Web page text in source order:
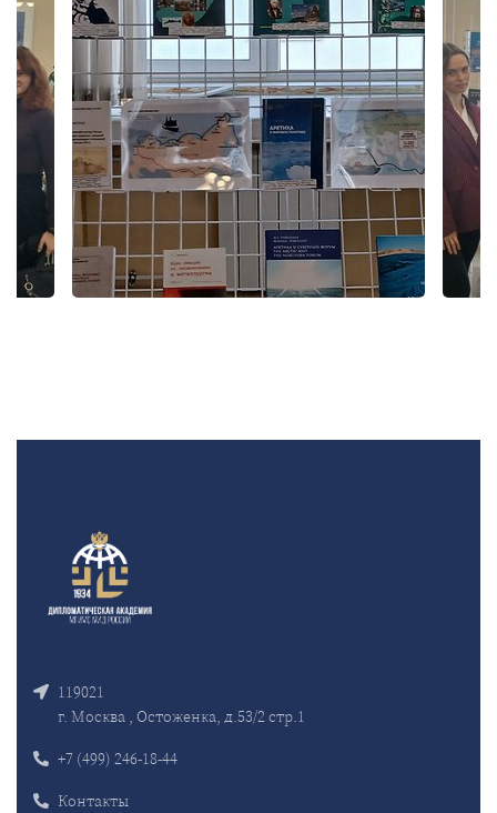
119021
г. Москва , Остоженка, д.53/2 стр.1
+7 (499) 246-18-44
Контакты